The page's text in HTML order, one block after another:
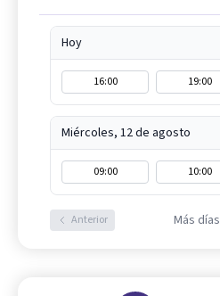
Hoy
16:00 19:00
Miércoles, 12 de agosto
09:00 10:00
Anterior Más días